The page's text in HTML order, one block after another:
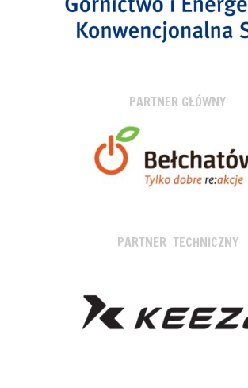
PARTNER GŁÓWNY
PARTNER TECHNICZNY